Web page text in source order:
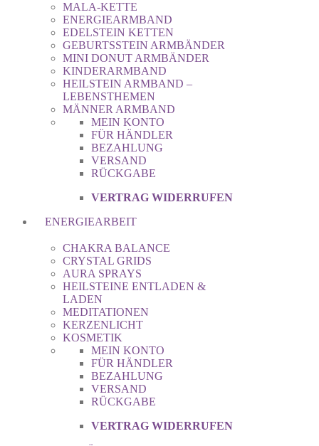
MALA-KETTE
ENERGIEARMBAND
EDELSTEIN KETTEN
GEBURTSSTEIN ARMBÄNDER
MINI DONUT ARMBÄNDER
KINDERARMBAND
HEILSTEIN ARMBAND –
LEBENSTHEMEN
MÄNNER ARMBAND
MEIN KONTO
FÜR HÄNDLER
BEZAHLUNG
VERSAND
RÜCKGABE
VERTRAG WIDERRUFEN
ENERGIEARBEIT
CHAKRA BALANCE
CRYSTAL GRIDS
AURA SPRAYS
HEILSTEINE ENTLADEN &
LADEN
MEDITATIONEN
KERZENLICHT
KOSMETIK
MEIN KONTO
FÜR HÄNDLER
BEZAHLUNG
VERSAND
RÜCKGABE
VERTRAG WIDERRUFEN